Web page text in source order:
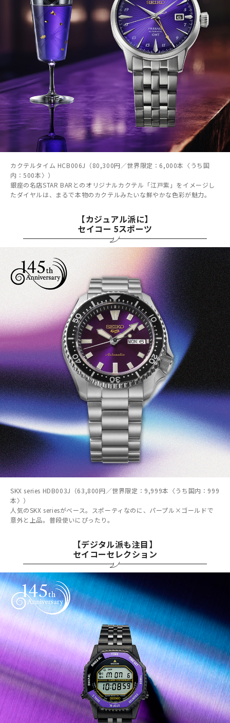
カクテルタイム HCB006J（80,300円／世界限定：6,000本〈うち国
内：500本〉）
銀座の名店STAR BARとのオリジナルカクテル「江戸紫」をイメージし
たダイヤルは、まるで本物のカクテルみたいな鮮やかな色彩が魅力。
【カジュアル派に】
セイコー 5スポーツ
SKX series HDB003J（63,800円／世界限定：9,999本〈うち国内：999
本〉）
人気のSKX seriesがベース。スポーティなのに、パープル×ゴールドで
意外と上品。普段使いにぴったり。
【デジタル派も注目】
セイコーセレクション